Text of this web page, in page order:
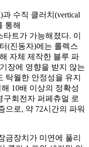
수직 클러치(vertical
통해
트가 가능해졌다. 이
(진동자)에는 롤렉스
자체 제작한 블루 파
장에 영향을 받지 않는
탁월한 안정성을 유지
10배 이상의 정확성
구회전자 퍼페츄얼 로
으로, 약 72시간의 파워
금장치가 미연에 풀리